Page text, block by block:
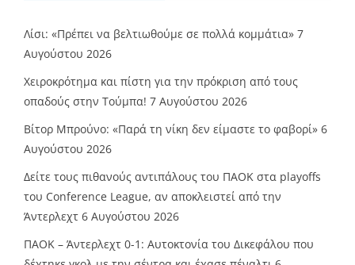
Λίσι: «Πρέπει να βελτιωθούμε σε πολλά κομμάτια» 7
Αυγούστου 2026
Χειροκρότημα και πίστη για την πρόκριση από τους
οπαδούς στην Τούμπα! 7 Αυγούστου 2026
Βίτορ Μπρούνο: «Παρά τη νίκη δεν είμαστε το φαβορί» 6
Αυγούστου 2026
Δείτε τους πιθανούς αντιπάλους του ΠΑΟΚ στα playoffs
του Conference League, αν αποκλειστεί από την
Άντερλεχτ 6 Αυγούστου 2026
ΠΑΟΚ – Άντερλεχτ 0-1: Αυτοκτονία του Δικεφάλου που